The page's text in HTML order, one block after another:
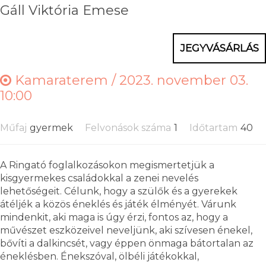
Gáll Viktória Emese
JEGYVÁSÁRLÁS
Kamaraterem /2023. november 03.
10:00
Műfaj gyermek Felvonások száma 1 Időtartam 40
A Ringató foglalkozásokon megismertetjük a
kisgyermekes családokkal a zenei nevelés
lehetőségeit. Célunk, hogy a szülők és a gyerekek
átéljék a közös éneklés és játék élményét. Várunk
mindenkit, aki maga is úgy érzi, fontos az, hogy a
művészet eszközeivel neveljünk, aki szívesen énekel,
bővíti a dalkincsét, vagy éppen önmaga bátortalan az
éneklésben. Énekszóval, ölbéli játékokkal,